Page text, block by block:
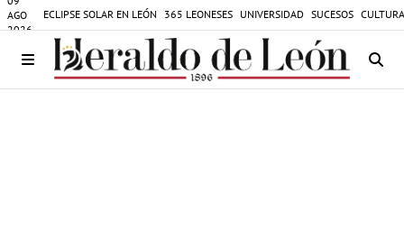
AGO
2026
ECLIPSE SOLAR EN LEÓN 365 LEONESES UNIVERSIDAD SUCESOS